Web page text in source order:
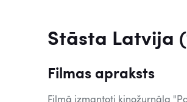
Stāsta Latvija
Filmas apraksts